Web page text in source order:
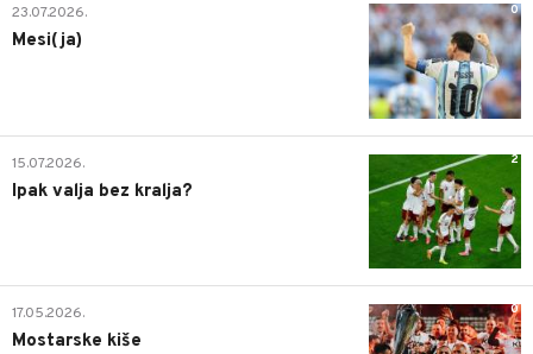
0
23.07.2026.
Mesi(ja)
2
15.07.2026.
Ipak valja bez kralja?
0
17.05.2026.
Mostarske kiše